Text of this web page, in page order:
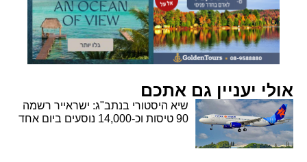
אולי יעניין גם אתכם
שיא היסטורי בנתב"ג: ישראייר רשמה
90 טיסות וכ-14,000 נוסעים ביום אחד